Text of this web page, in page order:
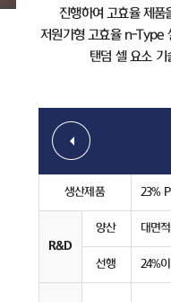
진행하여 고효율 제품
저원가형 고효율 n-Type
탠덤 셀 요소 기
생산제품 23%
R&D
양산 대면
선행 24%